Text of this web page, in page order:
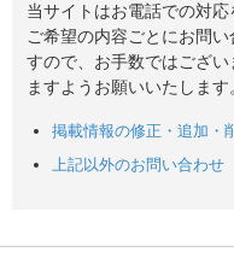
当サイトはお電話での対応
ご希望の内容ごとにお問
すので、お手数ではござ
ますようお願いいたします
掲載情報の修正・追加・
上記以外のお問い合わせ